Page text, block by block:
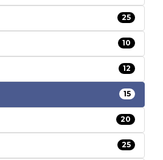
25
10
12
15
20
25